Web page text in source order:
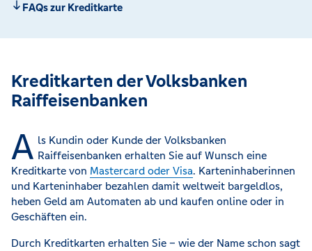
FAQs zur Kreditkarte
Kreditkarten der Volksbanken
Raiffeisenbanken
A ls Kundin oder Kunde der Volksbanken
Raiffeisenbanken erhalten Sie auf Wunsch eine
Kreditkarte von Mastercard oder Visa. Karteninhaberinnen
und Karteninhaber bezahlen damit weltweit bargeldlos,
heben Geld am Automaten ab und kaufen online oder in
Geschäften ein.
Durch Kreditkarten erhalten Sie – wie der Name schon sagt